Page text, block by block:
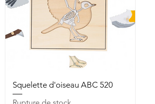
Squelette d'oiseau ABC 520